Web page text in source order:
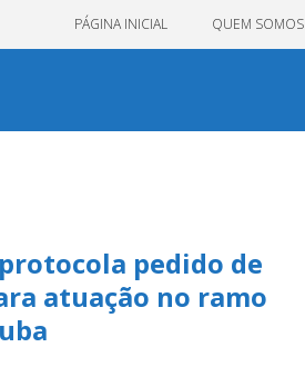
PÁGINA INICIAL QUEM SOMOS
pedido de
atuação no ramo